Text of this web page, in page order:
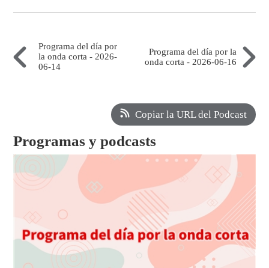
Programa del día por
la onda corta - 2026-
06-14
Programa del día por la
onda corta - 2026-06-16
Copiar la URL del Podcast
Programas y podcasts